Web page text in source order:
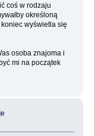
coś w rodzaju
określoną
wyświetla się
osoba znajoma i
mi na początek